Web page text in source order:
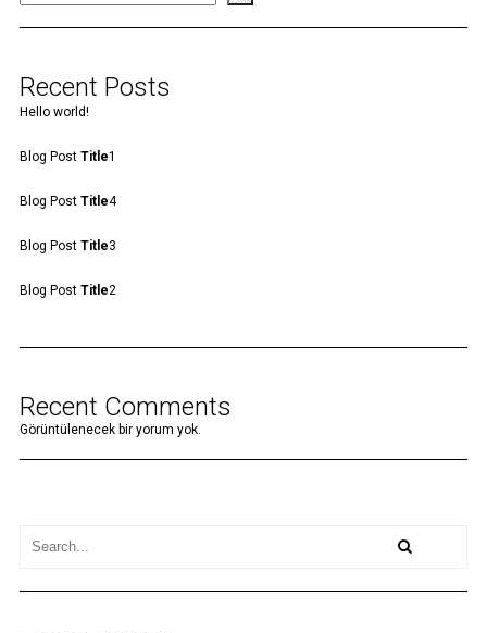
Recent Posts
Hello world!
Blog Post Title1
Blog Post Title4
Blog Post Title3
Blog Post Title2
Recent Comments
Görüntülenecek bir yorum yok.